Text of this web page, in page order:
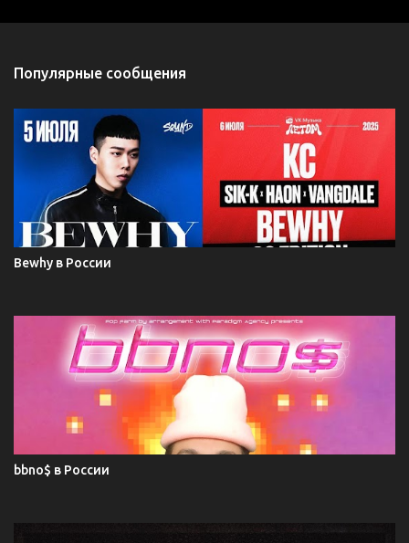
Популярные сообщения
Bewhy в России
bbno$ в России